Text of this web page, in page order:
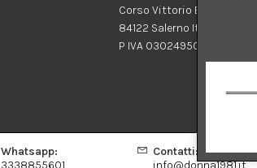
Corso Vittorio Emanuele 182
84122 Salerno Italia
P IVA 03024950655
Whatsapp:
3338855601
Contatti:
info@donna1981.it